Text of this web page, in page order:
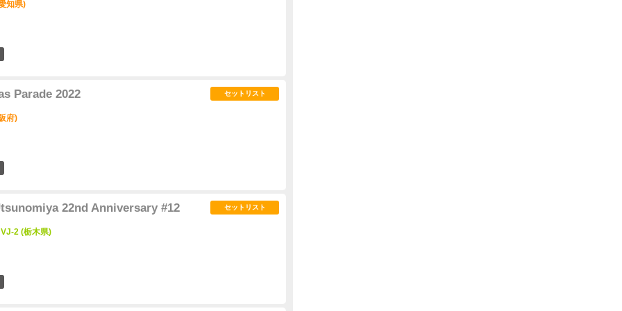
知県)
Parade 2022
府)
セットリスト
22nd Anniversary #12
2 (栃木県)
セットリスト